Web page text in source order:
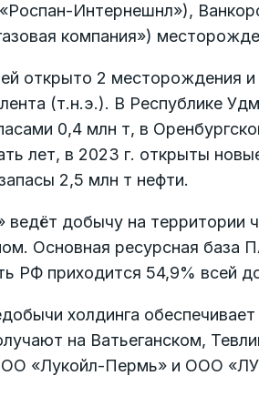
Интернешнл»),
компания»)
открыто 2 месторождения
(т.н.э.). В Республике
0,4 млн т, в
лет, в 2023 г. открыты
2,5 млн т нефти.
добычу на
Основная ресурсная
РФ приходится 54,9% всей
холдинга
на Ватьеганском,
«Лукойл-Пермь» и ООО